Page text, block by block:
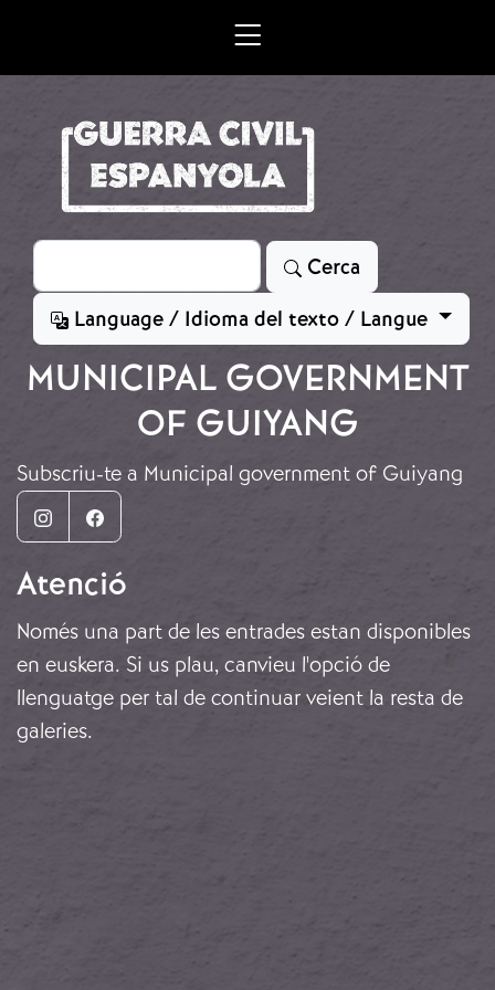
Cerca
Cerca
Language / Idioma del texto / Langue
MUNICIPAL GOVERNMENT
OF GUIYANG
Subscriu-te a Municipal government of Guiyang
InstagramFacebook
Atenció
Només una part de les entrades estan disponibles
en euskera. Si us plau, canvieu l'opció de
llenguatge per tal de continuar veient la resta de
galeries.